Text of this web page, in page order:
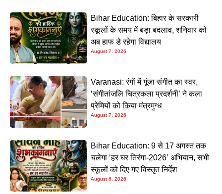
Bihar Education: बिहार के सरकारी
स्कूलों के समय में बड़ा बदलाव, शनिवार को
अब हाफ डे रहेगा विद्यालय
August 7, 2026
Varanasi: रंगों में गूंजा संगीत का स्वर,
‘संगीतांजलि चित्रकला प्रदर्शनी’ ने कला
प्रेमियों को किया मंत्रमुग्ध
August 7, 2026
Bihar Education: 9 से 17 अगस्त तक
चलेगा ‘हर घर तिरंगा-2026’ अभियान, सभी
स्कूलों को दिए गए विस्तृत निर्देश
August 6, 2026